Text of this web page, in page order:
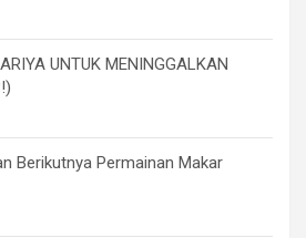
UNTUK MENINGGALKAN
Berikutnya Permainan Makar